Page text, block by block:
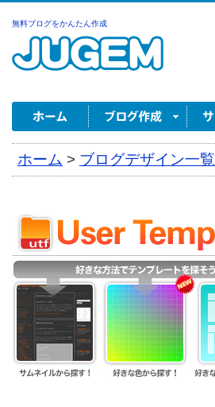
無料ブログをかんたん作成
ホーム > ブログデザイン一覧